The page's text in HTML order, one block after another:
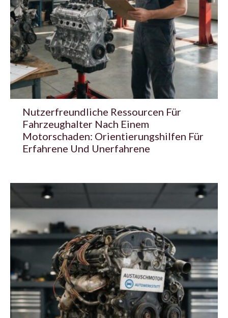
Nutzerfreundliche Ressourcen Für
Fahrzeughalter Nach Einem
Motorschaden: Orientierungshilfen Für
Erfahrene Und Unerfahrene